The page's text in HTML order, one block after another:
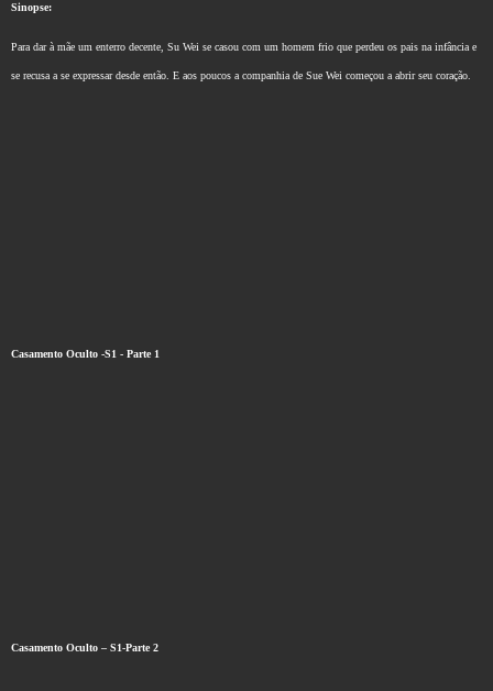
Sinopse:
Para dar à mãe um enterro decente, Su Wei se casou com um homem frio que perdeu os pais na infância e
se recusa a se expressar desde então. E aos poucos a companhia de Sue Wei começou a abrir seu coração.
Casamento Oculto -S1 - Parte 1
Casamento Oculto – S1-Parte 2